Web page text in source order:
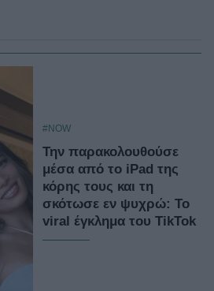
#NOW
Την παρακολουθούσε
μέσα από το iPad της
κόρης τους και τη
σκότωσε εν ψυχρώ: Το
viral έγκλημα του TikTok